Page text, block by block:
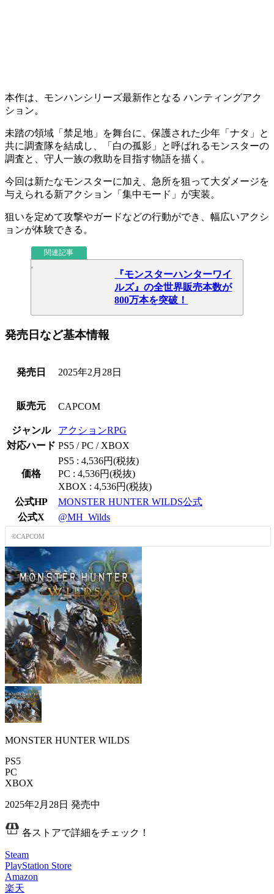
本作は、モンハンシリーズ最新作となる ハンティングアク
ション。
未踏の領域 「禁足地」
を舞台に、保護された少年「ナタ」と
共に調査隊を結成し、「白の孤影」と呼ばれるモンスターの
調査と、守人一族の救助を目指す物語を描く。
今回は新たなモンスターに加え、急所を狙って大ダメージを
与えられる新アクション 「集中モード」 が実装。
狙いを定めて攻撃やガードなどの行動ができ、 幅広いアクシ
ョンが体験できる。
関連記事
『モンスターハンターワイ
ルズ』の全世界販売本数が
800万本を突破！
発売日など基本情報
発売日 2025年2月28日
販売元 CAPCOM
ジャンル
アクションRPG
対応ハード PS5 / PC / XBOX
価格
PS5 : 4,536円(税抜)
PC : 4,536円(税抜)
XBOX : 4,536円(税抜)
公式HP
MONSTER HUNTER WILDS公式
公式X
@MH_Wilds
©CAPCOM
MONSTER HUNTER WILDS
PS5
PC
XBOX
2025年2月28日 発売中
各ストアで詳細をチェック！
Steam
PlayStation Store
Amazon
楽天